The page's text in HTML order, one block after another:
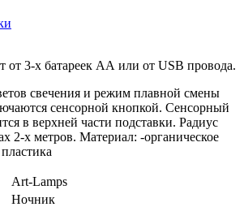
от 3-х батареек АА или от USB провода.
свечения и режим плавной смены
сенсорной кнопкой. Сенсорный
в верхней части подставки. Радиус
2-х метров. Материал: -органическое
Art-Lamps
Ночник